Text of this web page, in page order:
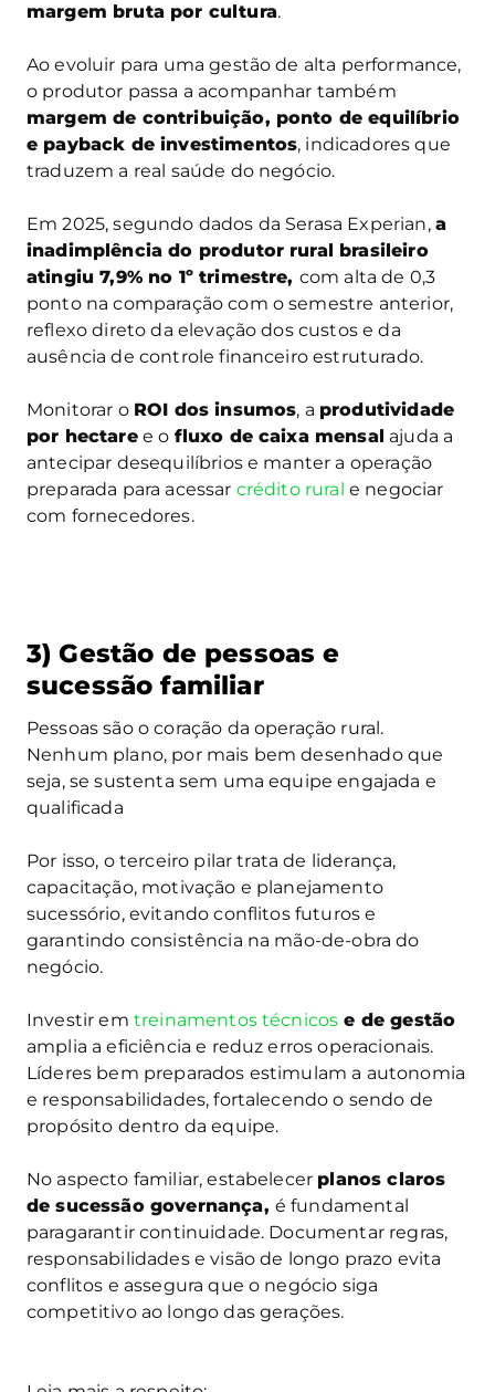
margem bruta por cultura.
Ao evoluir para uma gestão de alta performance,
o produtor passa a acompanhar também
margem de contribuição, ponto de equilíbrio
e payback de investimentos, indicadores que
traduzem a real saúde do negócio.
Em 2025, segundo dados da Serasa Experian, a
inadimplência do produtor rural brasileiro
atingiu 7,9% no 1º trimestre, com alta de 0,3
ponto na comparação com o semestre anterior,
reflexo direto da elevação dos custos e da
ausência de controle financeiro estruturado.
Monitorar o ROI dos insumos, a produtividade
por hectaree o fluxo de caixa mensal ajuda a
antecipar desequilíbrios e manter a operação
preparada para acessar crédito rural e negociar
com fornecedores.
3) Gestão de pessoas e
sucessão familiar
Pessoas são o coração da operação rural.
Nenhum plano, por mais bem desenhado que
seja, se sustenta sem uma equipe engajada e
qualificada
Por isso, o terceiro pilar trata de liderança,
capacitação, motivação e planejamento
sucessório, evitando conflitos futuros e
garantindo consistência na mão-de-obra do
negócio.
Investir em treinamentos técnicos e de gestão
amplia a eficiência e reduz erros operacionais.
Líderes bem preparados estimulam a autonomia
e responsabilidades, fortalecendo o sendo de
propósito dentro da equipe.
No aspecto familiar, estabelecer planos claros
de sucessão governança, é fundamental
paragarantir continuidade. Documentar regras,
responsabilidades e visão de longo prazo evita
conflitos e assegura que o negócio siga
competitivo ao longo das gerações.